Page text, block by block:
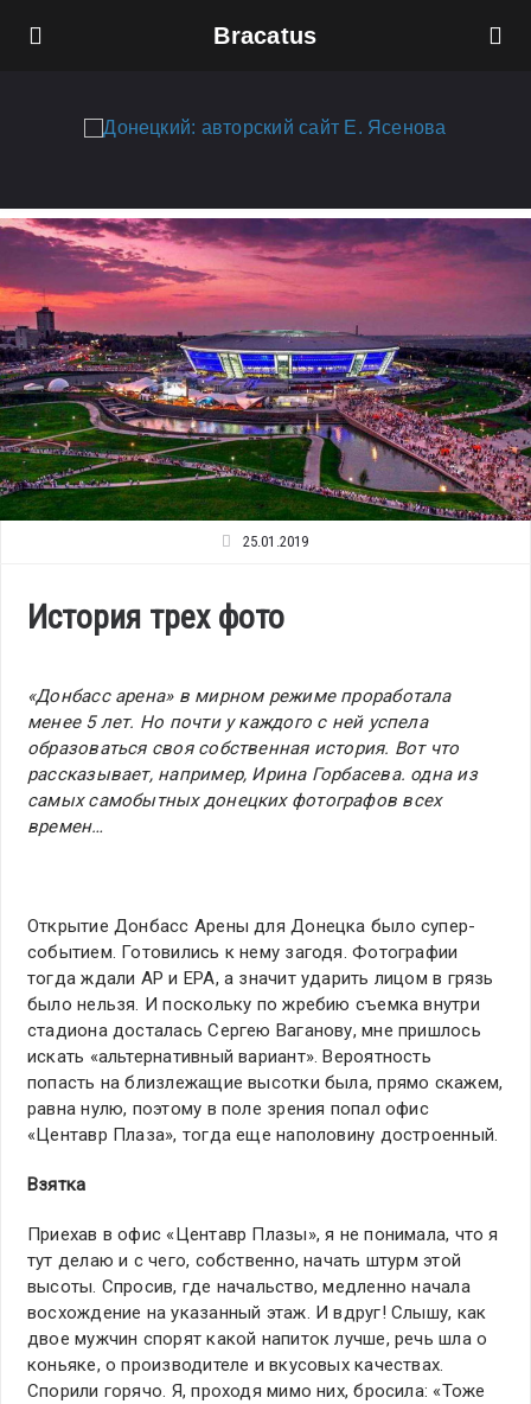
Bracatus
25.01.2019
История трех фото
«Донбасс арена» в мирном режиме проработала
менее 5 лет. Но почти у каждого с ней успела
образоваться своя собственная история. Вот что
рассказывает, например, Ирина Горбасева. одна из
самых самобытных донецких фотографов всех
времен…
Открытие Донбасс Арены для Донецка было супер-
событием. Готовились к нему загодя. Фотографии
тогда ждали АР и ЕРА, а значит ударить лицом в грязь
было нельзя. И поскольку по жребию съемка внутри
стадиона досталась Сергею Ваганову, мне пришлось
искать «альтернативный вариант». Вероятность
попасть на близлежащие высотки была, прямо скажем,
равна нулю, поэтому в поле зрения попал офис
«Центавр Плаза», тогда еще наполовину достроенный.
Взятка
Приехав в офис «Центавр Плазы», я не понимала, что я
тут делаю и с чего, собственно, начать штурм этой
высоты. Спросив, где начальство, медленно начала
восхождение на указанный этаж. И вдруг! Слышу, как
двое мужчин спорят какой напиток лучше, речь шла о
коньяке, о производителе и вкусовых качествах.
Спорили горячо. Я, проходя мимо них, бросила: «Тоже